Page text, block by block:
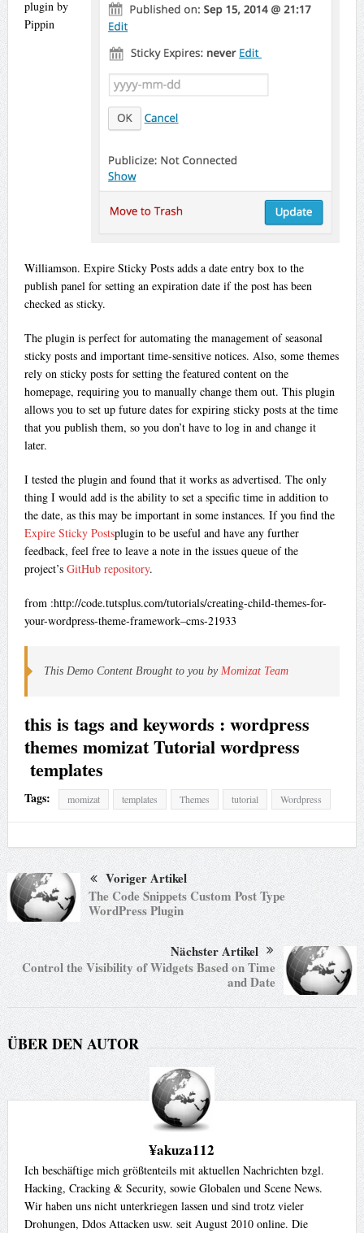
plugin by
Pippin
Williamson. Expire Sticky Posts adds a date entry box to the
publish panel for setting an expiration date if the post has been
checked as sticky.
The plugin is perfect for automating the management of seasonal
sticky posts and important time-sensitive notices. Also, some themes
rely on sticky posts for setting the featured content on the
homepage, requiring you to manually change them out. This plugin
allows you to set up future dates for expiring sticky posts at the time
that you publish them, so you don’t have to log in and change it
later.
I tested the plugin and found that it works as advertised. The only
thing I would add is the ability to set a specific time in addition to
the date, as this may be important in some instances. If you find the
Expire Sticky Postsplugin to be useful and have any further
feedback, feel free to leave a note in the issues queue of the
project’s GitHub repository.
from :http://code.tutsplus.com/tutorials/creating-child-themes-for-
your-wordpress-theme-framework–cms-21933
This Demo Content Brought to you by Momizat Team
this is tags and keywords : wordpress
themes momizat Tutorial wordpress
templates
Tags: momizat templates Themes tutorial Wordpress
Voriger Artikel
The Code Snippets Custom Post Type
WordPress Plugin
Nächster Artikel
Control the Visibility of Widgets Based on Time
and Date
ÜBER DEN AUTOR
¥akuza112
Ich beschäftige mich größtenteils mit aktuellen Nachrichten bzgl.
Hacking, Cracking & Security, sowie Globalen und Scene News.
Wir haben uns nicht unterkriegen lassen und sind trotz vieler
Drohungen, Ddos Attacken usw. seit August 2010 online. Die